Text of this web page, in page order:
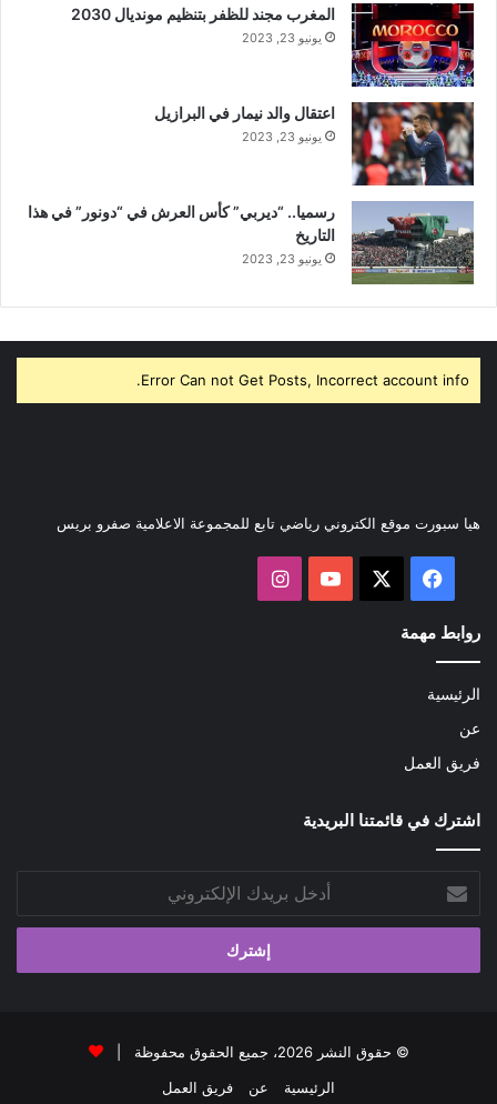
المغرب مجند للظفر بتنظيم مونديال 2030
يونيو 23, 2023
اعتقال والد نيمار في البرازيل
يونيو 23, 2023
رسميا.. “ديربي” كأس العرش في “دونور” في هذا
التاريخ
يونيو 23, 2023
Error Can not Get Posts, Incorrect account info.
هيا سبورت موقع الكتروني رياضي تابع للمجموعة الاعلامية صفرو بريس
فيسبوك ‫YouTubeانستقرام
روابط مهمة
الرئيسية
عن
فريق العمل
اشترك في قائمتنا البريدية
بريدك
الإلكتروني
© حقوق النشر 2026، جميع الحقوق محفوظة |
الرئيسية
عن فريق العمل